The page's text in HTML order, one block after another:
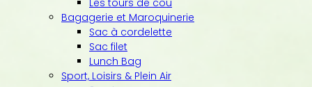
Bagagerie et Maroquinerie
Sac à cordelette
Sac filet
Lunch Bag
Sport, Loisirs & Plein Air